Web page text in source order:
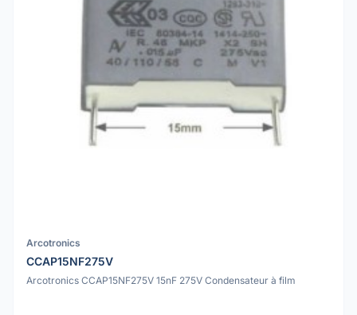
Arcotronics
CCAP15NF275V
Arcotronics CCAP15NF275V 15nF 275V Condensateur à film